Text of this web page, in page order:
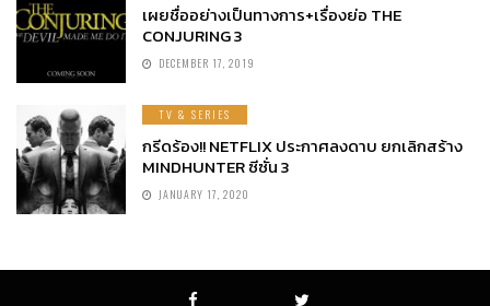
เผยชื่ออย่างเป็นทางการ+เรื่องย่อ THE
CONJURING 3
DECEMBER 17, 2019
TV & SERIES
กรีดร้อง!! NETFLIX ประกาศลงดาบ ยกเลิกสร้าง
MINDHUNTER ซีซั่น 3
JANUARY 17, 2020